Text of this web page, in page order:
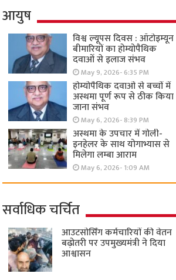
आयुष
विश्व ल्यूपस दिवस : ऑटोइम्यून
बीमारियों का होम्योपैथिक
दवाओं से इलाज संभव
May 9, 2026- 6:35 PM
होम्योपैथिक दवाओं से बच्चों में
अस्थमा पूर्ण रूप से ठीक किया
जाना संभव
May 6, 2026- 8:39 PM
अस्थमा के उपचार में गोली-
इनहेलर के साथ योगाभ्यास से
मिलेगा लम्बा आराम
May 6, 2026- 1:09 AM
सर्वाधिक चर्चित
आउटसोर्सिंग कर्मचारियों की वेतन
बढ़ोतरी पर उपमुख्यमंत्री ने दिया
आश्वासन